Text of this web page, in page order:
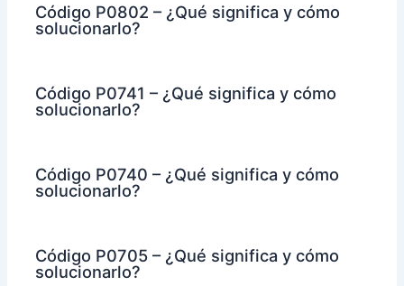
Código P0802 – ¿Qué significa y cómo
solucionarlo?
Código P0741 – ¿Qué significa y cómo
solucionarlo?
Código P0740 – ¿Qué significa y cómo
solucionarlo?
Código P0705 – ¿Qué significa y cómo
solucionarlo?